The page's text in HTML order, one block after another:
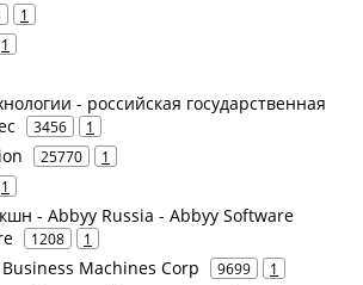
1
1
- российская государственная
3456 1
25770 1
1
- Abbyy Russia - Abbyy Software
1208 1
Machines Corp 9699 1